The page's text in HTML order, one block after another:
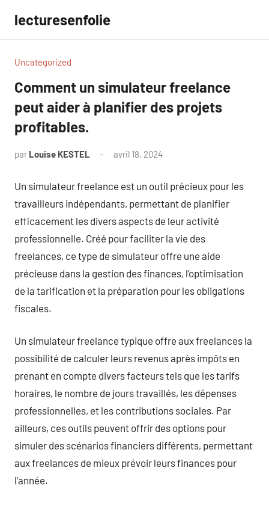
contenu
lecturesenfolie
Uncategorized
Comment un simulateur freelance
peut aider à planifier des projets
profitables.
par Louise KESTEL avril 18, 2024
Un simulateur freelance est un outil précieux pour les
travailleurs indépendants, permettant de planifier
efficacement les divers aspects de leur activité
professionnelle. Créé pour faciliter la vie des
freelances, ce type de simulateur offre une aide
précieuse dans la gestion des finances, l’optimisation
de la tarification et la préparation pour les obligations
fiscales.
Un simulateur freelance typique offre aux freelances la
possibilité de calculer leurs revenus après impôts en
prenant en compte divers facteurs tels que les tarifs
horaires, le nombre de jours travaillés, les dépenses
professionnelles, et les contributions sociales. Par
ailleurs, ces outils peuvent offrir des options pour
simuler des scénarios financiers différents, permettant
aux freelances de mieux prévoir leurs finances pour
l’année.